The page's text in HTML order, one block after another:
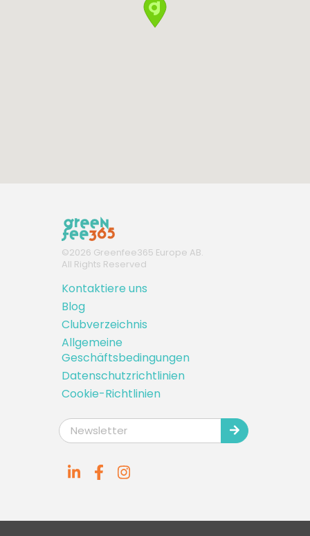
©2026 Greenfee365 Europe AB.
All Rights Reserved
Kontaktiere uns
Blog
Clubverzeichnis
Allgemeine
Geschäftsbedingungen
Datenschutzrichtlinien
Cookie-Richtlinien